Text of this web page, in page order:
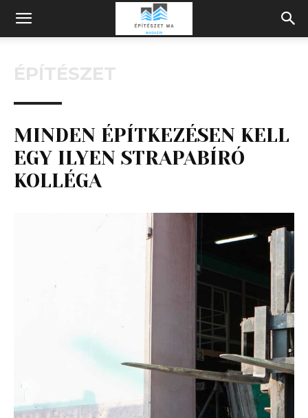
Építeszeti
Magazin
ÉPÍTÉSZET
MINDEN ÉPÍTKEZÉSEN KELL
EGY ILYEN STRAPABÍRÓ
KOLLÉGA